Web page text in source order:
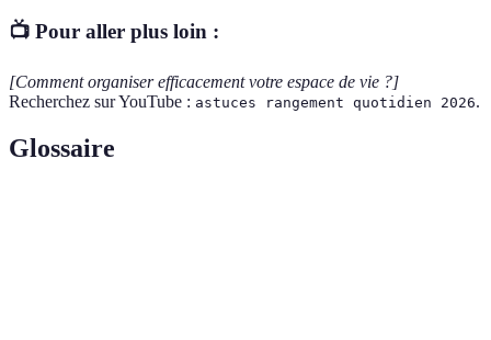
📺 Pour aller plus loin :
[Comment organiser efficacement votre espace de vie ?]
Recherchez sur YouTube : astuces rangement quotidien 2026.
Glossaire